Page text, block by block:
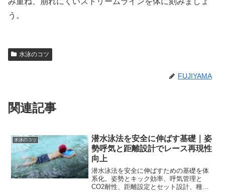
う。
水泳のコツ
FUJIYAMA
関連記事
水泳のコツ
潜水泳法を安全に伸ばす基礎｜姿
勢呼気と距離設計でレース再現性
向上
潜水泳法を安全に伸ばすための基礎を体
系化。姿勢とキック効率、呼気管理と
CO2耐性、距離設定とセット設計、種目